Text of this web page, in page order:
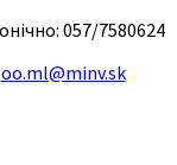
057/7580624
oo.ml@minv.sk